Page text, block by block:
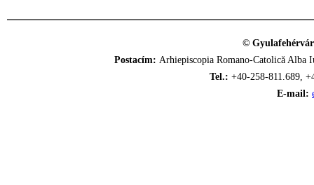
©
Postacím: Arhiepiscopia Romano-Catolică
Tel.: +40-258-811.689,
E-mail: